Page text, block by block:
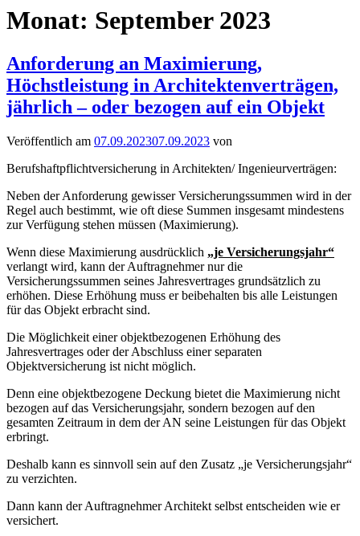
Monat: September 2023
Anforderung an Maximierung,
Höchstleistung in Architektenverträgen,
jährlich – oder bezogen auf ein Objekt
Veröffentlich am 07.09.202307.09.2023 von
Berufshaftpflichtversicherung in Architekten/ Ingenieurverträgen:
Neben der Anforderung gewisser Versicherungssummen wird in der
Regel auch bestimmt, wie oft diese Summen insgesamt mindestens
zur Verfügung stehen müssen (Maximierung).
Wenn diese Maximierung ausdrücklich „je Versicherungsjahr“
verlangt wird, kann der Auftragnehmer nur die
Versicherungssummen seines Jahresvertrages grundsätzlich zu
erhöhen. Diese Erhöhung muss er beibehalten bis alle Leistungen
für das Objekt erbracht sind.
Die Möglichkeit einer objektbezogenen Erhöhung des
Jahresvertrages oder der Abschluss einer separaten
Objektversicherung ist nicht möglich.
Denn eine objektbezogene Deckung bietet die Maximierung nicht
bezogen auf das Versicherungsjahr, sondern bezogen auf den
gesamten Zeitraum in dem der AN seine Leistungen für das Objekt
erbringt.
Deshalb kann es sinnvoll sein auf den Zusatz „je Versicherungsjahr“
zu verzichten.
Dann kann der Auftragnehmer Architekt selbst entscheiden wie er
versichert.